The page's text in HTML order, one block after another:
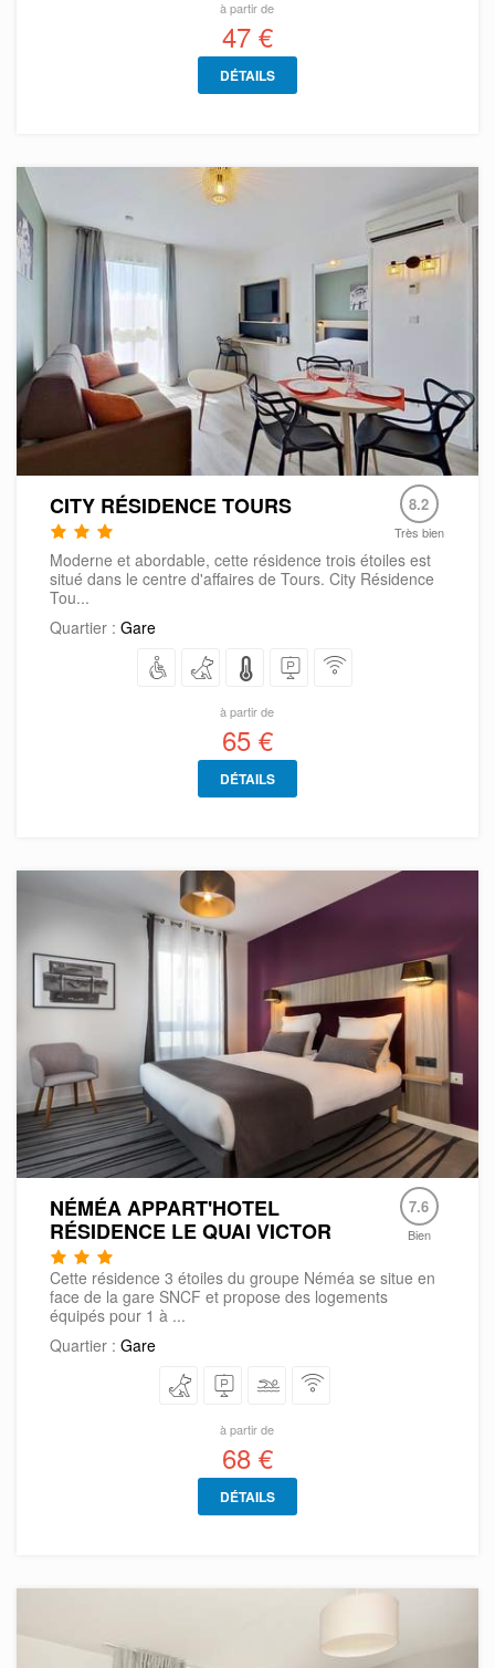
à partir de
47 €
DÉTAILS
CITY RÉSIDENCE TOURS 8.2
Très bien
Moderne et abordable, cette résidence trois étoiles est
situé dans le centre d'affaires de Tours. City Résidence
Tou...
Quartier : Gare
à partir de
65 €
DÉTAILS
NÉMÉA APPART'HOTEL
RÉSIDENCE LE QUAI VICTOR
7.6
Bien
Cette résidence 3 étoiles du groupe Néméa se situe en
face de la gare SNCF et propose des logements
équipés pour 1 à ...
Quartier : Gare
à partir de
68 €
DÉTAILS